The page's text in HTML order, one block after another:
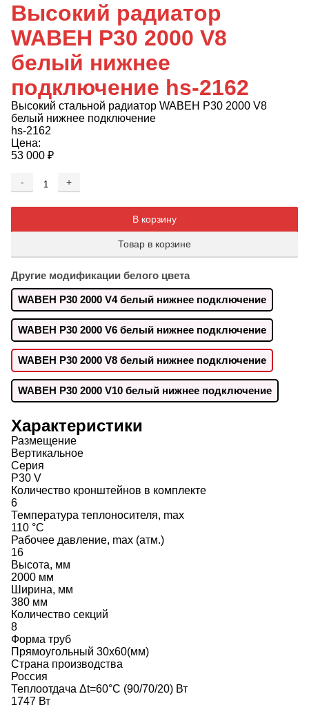
Высокий радиатор
WABEH P30 2000 V8
белый нижнее
подключение hs-2162
Высокий стальной радиатор WABEH P30 2000 V8
белый нижнее подключение
hs-2162
Цена:
53 000 ₽
-
+
В корзину
Товар в корзине
Другие модификации белого цвета
WABEH P30 2000 V4 белый нижнее подключение
WABEH P30 2000 V6 белый нижнее подключение
WABEH P30 2000 V8 белый нижнее подключение
WABEH P30 2000 V10 белый нижнее подключение
Характеристики
Размещение
Вертикальное
Серия
P30 V
Количество кронштейнов в комплекте
6
Температура теплоносителя, max
110 °C
Рабочее давление, max (атм.)
16
Высота, мм
2000 мм
Ширина, мм
380 мм
Количество секций
8
Форма труб
Прямоугольный 30х60(мм)
Страна производства
Россия
Теплоотдача Δt=60°C (90/70/20) Вт
1747 Вт